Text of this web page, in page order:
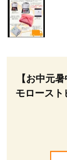
【お中元
モロースト